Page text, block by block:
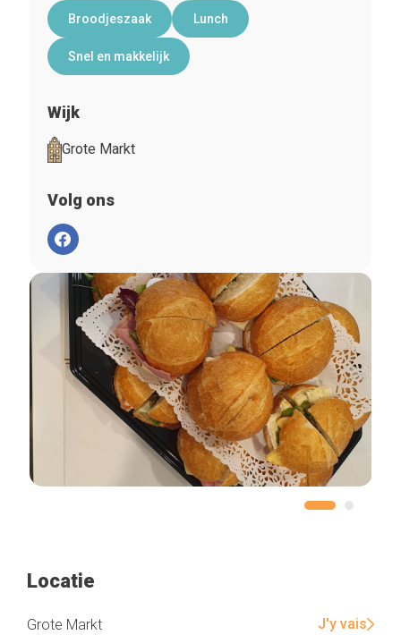
Broodjeszaak Lunch
Snel en makkelijk
Wijk
Grote Markt
Volg ons
Locatie
Grote Markt J'y vais